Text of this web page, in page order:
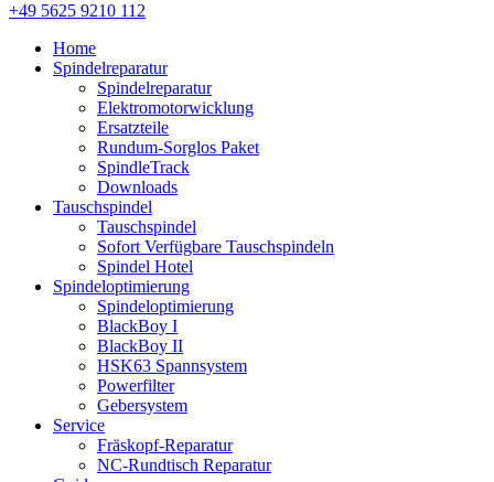
+49 5625 9210 112
Home
Spindelreparatur
Spindelreparatur
Elektromotorwicklung
Ersatzteile
Rundum-Sorglos Paket
SpindleTrack
Downloads
Tauschspindel
Tauschspindel
Sofort Verfügbare Tauschspindeln
Spindel Hotel
Spindeloptimierung
Spindeloptimierung
BlackBoy I
BlackBoy II
HSK63 Spannsystem
Powerfilter
Gebersystem
Service
Fräskopf-Reparatur
NC-Rundtisch Reparatur